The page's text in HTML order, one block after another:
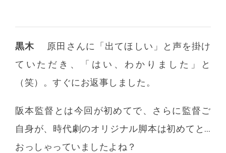
黒木
原田さんに「出てほしい」と声を掛け
ていただき、「はい、わかりました」と
（笑）。すぐにお返事しました。
阪本監督とは今回が初めてで、さらに監督ご
自身が、時代劇のオリジナル脚本は初めてと…
おっしゃっていましたよね？